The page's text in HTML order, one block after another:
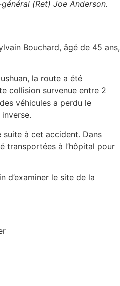
(Ret) Joe Anderson.
Bouchard, âgé de 45 ans,
la route a été
collision survenue entre 2
véhicules a perdu le
suite à cet accident. Dans
transportées à l’hôpital pour
d’examiner le site de la